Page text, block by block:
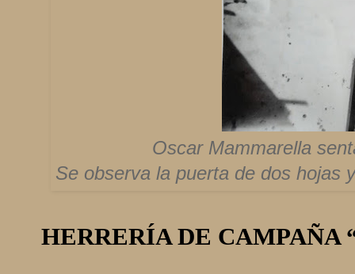
Oscar Mammarella
Se observa la puerta de dos hojas
HERRERÍA DE CAMPAÑA